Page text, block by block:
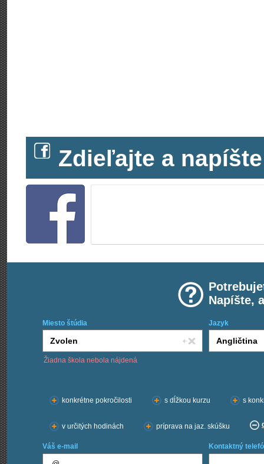
Zdieľajte a
Napíšte,
Miesto štúdia Jazyk
Žiadna škola nebola nájdená
konkrétne pokročilosti
s dĺžkou kurzu s
v určitých hodinách príprava na jaz. skúšku
Váš e-mail Kontaktný